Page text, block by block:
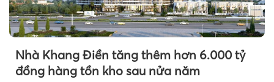
Nhà Khang Điền tăng thêm hơn 6.000 tỷ
đồng hàng tồn kho sau nửa năm